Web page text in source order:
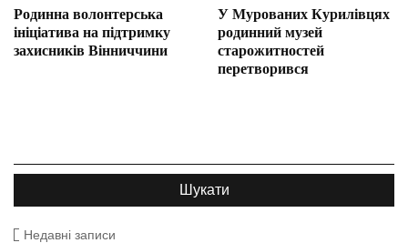
Родинна волонтерська
ініціатива на підтримку
захисників Вінниччини
У Мурованих Курилівцях
родинний музей
старожитностей
перетворився
Недавні записи